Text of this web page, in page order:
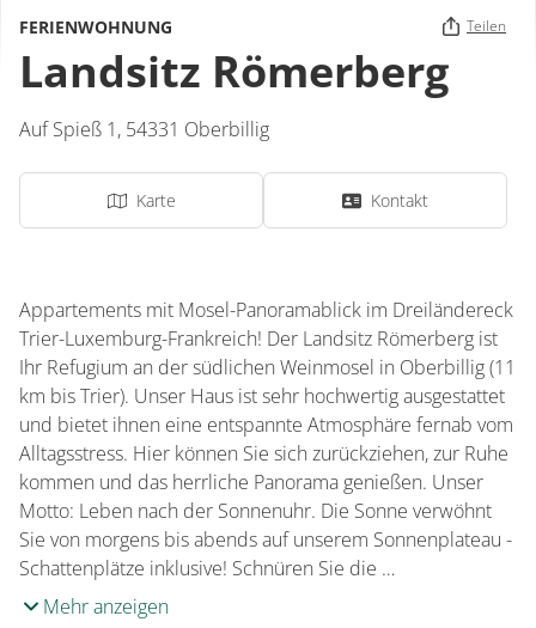
FERIENWOHNUNG Teilen
Landsitz Römerberg
Auf Spieß 1, 54331 Oberbillig
Karte Kontakt
Appartements mit Mosel-Panoramablick im Dreiländereck
Trier-Luxemburg-Frankreich! Der Landsitz Römerberg ist
Ihr Refugium an der südlichen Weinmosel in Oberbillig (11
km bis Trier). Unser Haus ist sehr hochwertig ausgestattet
und bietet ihnen eine entspannte Atmosphäre fernab vom
Alltagsstress. Hier können Sie sich zurückziehen, zur Ruhe
kommen und das herrliche Panorama genießen. Unser
Motto: Leben nach der Sonnenuhr. Die Sonne verwöhnt
Sie von morgens bis abends auf unserem Sonnenplateau -
Schattenplätze inklusive! Schnüren Sie die …
Mehr anzeigen